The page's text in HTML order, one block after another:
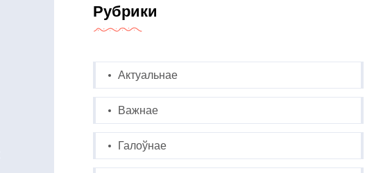
Рубрики
Актуальнае
Важнае
Галоўнае